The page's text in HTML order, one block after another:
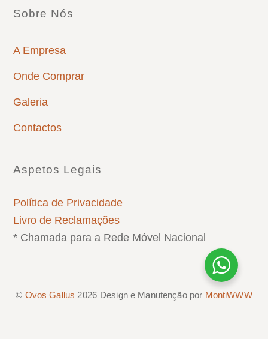
Sobre Nós
A Empresa
Onde Comprar
Galeria
Contactos
Aspetos Legais
Política de Privacidade
Livro de Reclamações
* Chamada para a Rede Móvel Nacional
© Ovos Gallus 2026 Design e Manutenção por MontiWWW